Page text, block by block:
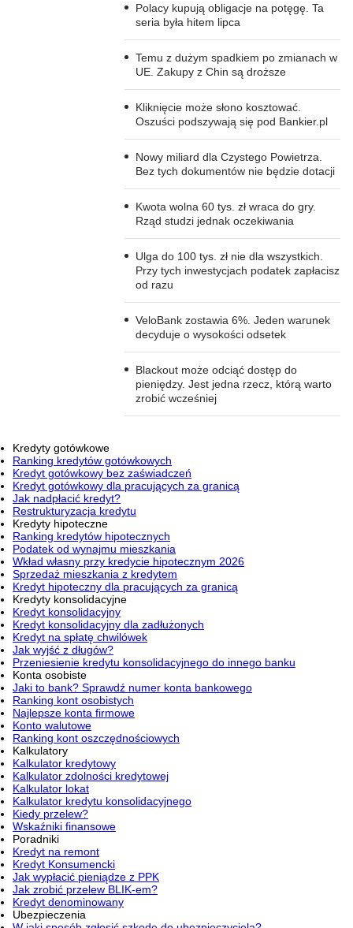
Polacy kupują obligacje na potęgę. Ta
seria była hitem lipca
Temu z dużym spadkiem po zmianach w
UE. Zakupy z Chin są droższe
Kliknięcie może słono kosztować.
Oszuści podszywają się pod Bankier.pl
Nowy miliard dla Czystego Powietrza.
Bez tych dokumentów nie będzie dotacji
Kwota wolna 60 tys. zł wraca do gry.
Rząd studzi jednak oczekiwania
Ulga do 100 tys. zł nie dla wszystkich.
Przy tych inwestycjach podatek zapłacisz
od razu
VeloBank zostawia 6%. Jeden warunek
decyduje o wysokości odsetek
Blackout może odciąć dostęp do
pieniędzy. Jest jedna rzecz, którą warto
zrobić wcześniej
Kredyty gotówkowe
Ranking kredytów gotówkowych
Kredyt gotówkowy bez zaświadczeń
Kredyt gotówkowy dla pracujących za granicą
Jak nadpłacić kredyt?
Restrukturyzacja kredytu
Kredyty hipoteczne
Ranking kredytów hipotecznych
Podatek od wynajmu mieszkania
Wkład własny przy kredycie hipotecznym 2026
Sprzedaż mieszkania z kredytem
Kredyt hipoteczny dla pracujących za granicą
Kredyty konsolidacyjne
Kredyt konsolidacyjny
Kredyt konsolidacyjny dla zadłużonych
Kredyt na spłatę chwilówek
Jak wyjść z długów?
Przeniesienie kredytu konsolidacyjnego do innego banku
Konta osobiste
Jaki to bank? Sprawdź numer konta bankowego
Ranking kont osobistych
Najlepsze konta firmowe
Konto walutowe
Ranking kont oszczędnościowych
Kalkulatory
Kalkulator kredytowy
Kalkulator zdolności kredytowej
Kalkulator lokat
Kalkulator kredytu konsolidacyjnego
Kiedy przelew?
Wskaźniki finansowe
Poradniki
Kredyt na remont
Kredyt Konsumencki
Jak wypłacić pieniądze z PPK
Jak zrobić przelew BLIK-em?
Kredyt denominowany
Ubezpieczenia